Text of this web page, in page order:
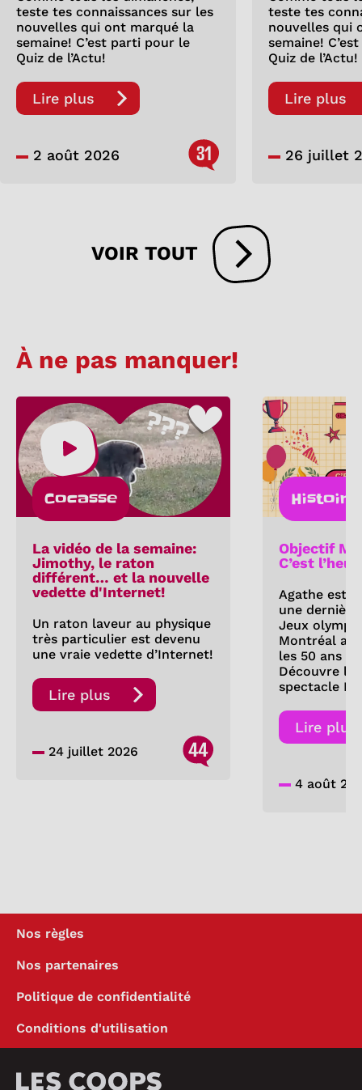
teste tes connaissances sur les
nouvelles qui ont marqué la
semaine! C’est parti pour le
Quiz de l’Actu!
Lire plus
2 août 2026 31
teste tes
nouvelles qui
semaine!
Quiz de l’Actu!
Lire plus
26 juillet
VOIR TOUT
À ne pas manquer!
Cocasse
La vidéo de la semaine:
Jimothy, le raton
différent… et la nouvelle
vedette d'Internet!
Un raton laveur au physique
très particulier est devenu
une vraie vedette d’Internet!
Lire plus
24 juillet 2026 44
Histoire
Objectif
C’est
Agathe est
une
Jeux
Montréal a-
les 50 ans
Découvre
spectacle
Lire plus
4 août
Nos règles
Nos partenaires
Politique de confidentialité
Conditions d'utilisation